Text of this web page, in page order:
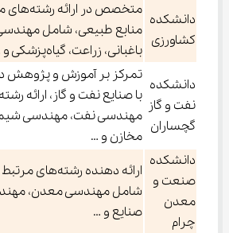
دانشکده
کشاورزی
متخصص در ارائه رشته‌های
منابع طبیعی، شامل
باغبانی، زراعت، گیاه‌پزشکی
دانشکده
نفت و گاز
گچساران
تمرکز بر آموزش و پژوهش
با صنایع نفت و گاز، ارائه
مهندسی نفت، مهندسی
مخازن و …
دانشکده
صنعت و
معدن
چرام
ارائه دهنده رشته‌های
شامل مهندسی معدن،
صنایع و …